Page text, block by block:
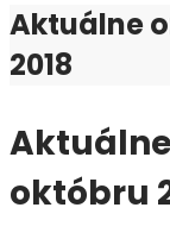
Aktuálne
2018
októbru